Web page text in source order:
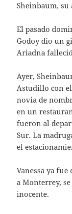
Sheinbaum,
El pasado
Godoy dio un
Ariadna
Ayer,
Astudillo con
novia de
en un
fueron al
Sur. La
el
Vanessa ya
a Monterrey,
inocente.